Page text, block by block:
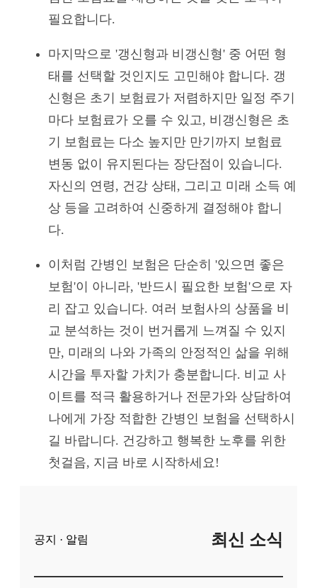
필요합니다.
마지막으로 '갱신형과 비갱신형' 중 어떤 형
태를 선택할 것인지도 고민해야 합니다. 갱
신형은 초기 보험료가 저렴하지만 일정 주기
마다 보험료가 오를 수 있고, 비갱신형은 초
기 보험료는 다소 높지만 만기까지 보험료
변동 없이 유지된다는 장단점이 있습니다.
자신의 연령, 건강 상태, 그리고 미래 소득 예
상 등을 고려하여 신중하게 결정해야 합니
다.
이처럼 간병인 보험은 단순히 '있으면 좋은
보험'이 아니라, '반드시 필요한 보험'으로 자
리 잡고 있습니다. 여러 보험사의 상품을 비
교 분석하는 것이 번거롭게 느껴질 수 있지
만, 미래의 나와 가족의 안정적인 삶을 위해
시간을 투자할 가치가 충분합니다. 비교 사
이트를 적극 활용하거나 전문가와 상담하여
나에게 가장 적합한 간병인 보험을 선택하시
길 바랍니다. 건강하고 행복한 노후를 위한
첫걸음, 지금 바로 시작하세요!
공지 · 알림 최신 소식